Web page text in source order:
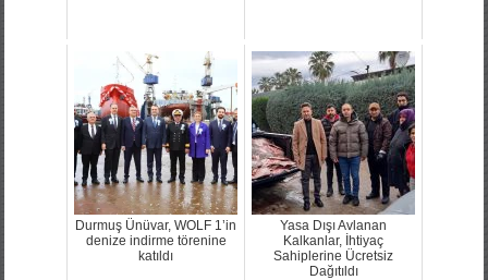
Durmuş Ünüvar, WOLF 1’in
denize indirme törenine
katıldı
Yasa Dışı Avlanan
Kalkanlar, İhtiyaç
Sahiplerine Ücretsiz
Dağıtıldı